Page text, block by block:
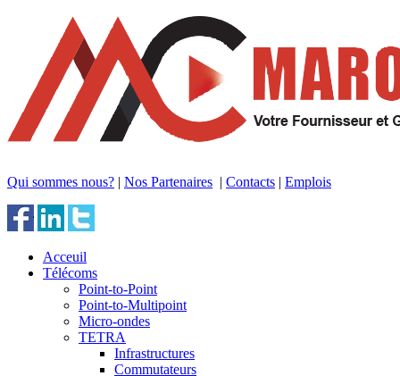
Qui sommes nous? | Nos Partenaires | Contacts | Emplois
Acceuil
Télécoms
Point-to-Point
Point-to-Multipoint
Micro-ondes
TETRA
Infrastructures
Commutateurs